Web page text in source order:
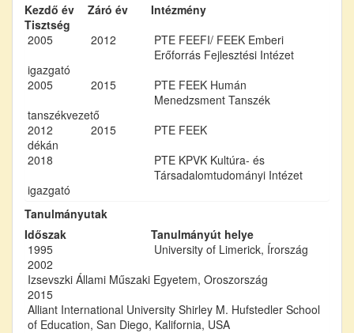
Kezdő év
Záró év
Intézmény
Tisztség
2005
2012
PTE FEEFI/ FEEK Emberi
Erőforrás Fejlesztési Intézet
igazgató
2005
2015
PTE FEEK Humán
Menedzsment Tanszék
tanszékvezető
2012
2015
PTE FEEK
dékán
2018
PTE KPVK Kultúra- és
Társadalomtudományi Intézet
igazgató
Tanulmányutak
Időszak
Tanulmányút helye
1995
University of Limerick, Írország
2002
Izsevszki Állami Műszaki Egyetem, Oroszország
2015
Alliant International University Shirley M. Hufstedler School
of Education, San Diego, Kalifornia, USA